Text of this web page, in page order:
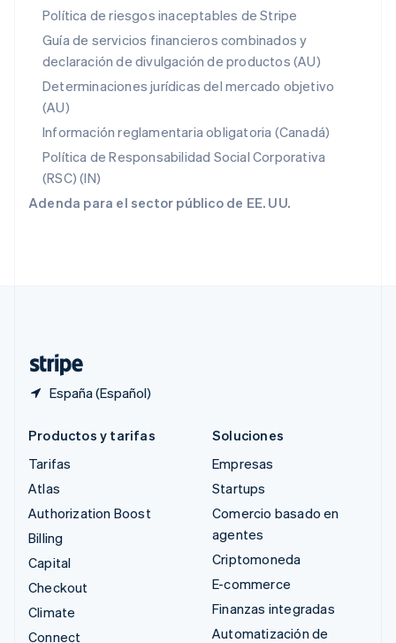
Política de riesgos inaceptables de Stripe
Guía de servicios financieros combinados y
declaración de divulgación de productos (AU)
Determinaciones jurídicas del mercado objetivo
(AU)
Información reglamentaria obligatoria (Canadá)
Política de Responsabilidad Social Corporativa
(RSC) (IN)
Adenda para el sector público de EE. UU.
España (Español)
Polonia
Portugal
PortuguêsEnglish
RAE de Hong Kong, China
English
English
República Checa
English
English
Productos y tarifas
Tarifas
Atlas
Authorization Boost
Billing
Capital
Checkout
Climate
Connect
Soluciones
Empresas
Startups
Comercio basado en
agentes
Criptomoneda
E-commerce
Finanzas integradas
Automatización de